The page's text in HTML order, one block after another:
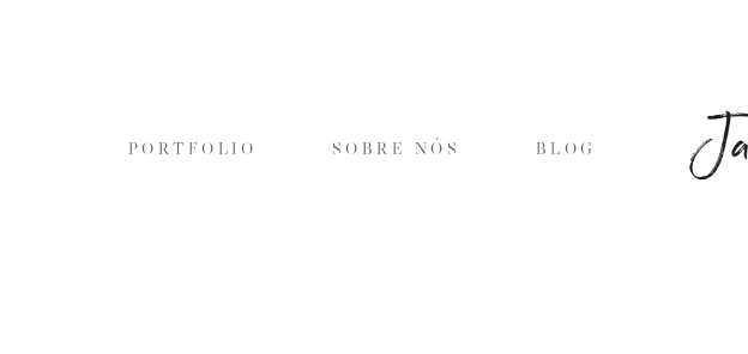
PORTFOLIO SOBRE NÓS BLOG